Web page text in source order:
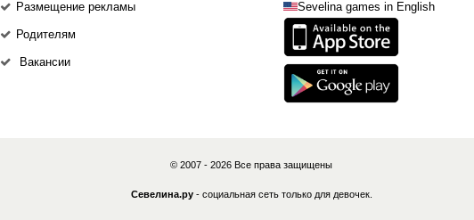
Размещение рекламы
Родителям
Вакансии
Sevelina games in English
© 2007 - 2026 Все права защищены
Севелина.ру- социальная сеть только для девочек.